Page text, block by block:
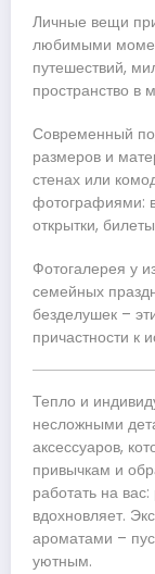
Личные вещи
любимыми
путешествий,
пространство в
Современный
размеров и
стенах или
фотографиями:
открытки,
Фотогалерея у
семейных
безделушек –
причастности к
Тепло и
несложными
аксессуаров,
привычкам и
работать на
вдохновляет.
ароматами –
уютным.